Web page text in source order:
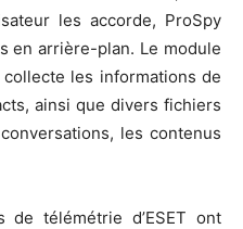
les accorde, ProSpy
en arrière-plan. Le module
les informations de
ainsi que divers fichiers
les contenus
télémétrie d’ESET ont